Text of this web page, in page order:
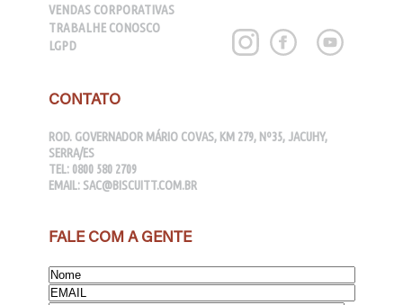
VENDAS CORPORATIVAS
TRABALHE CONOSCO
LGPD
CONTATO
ROD. GOVERNADOR MÁRIO COVAS, KM 279, Nº35, JACUHY,
SERRA/ES
TEL: 0800 580 2709
EMAIL: SAC@BISCUITT.COM.BR
FALE COM A GENTE